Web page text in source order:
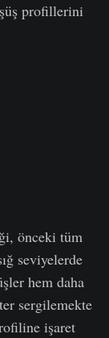
profillerini
önceki tüm
seviyelerde
hem daha
sergilemekte
işaret